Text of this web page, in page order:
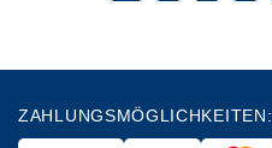
ZAHLUNGSMÖGLICHKEITEN: